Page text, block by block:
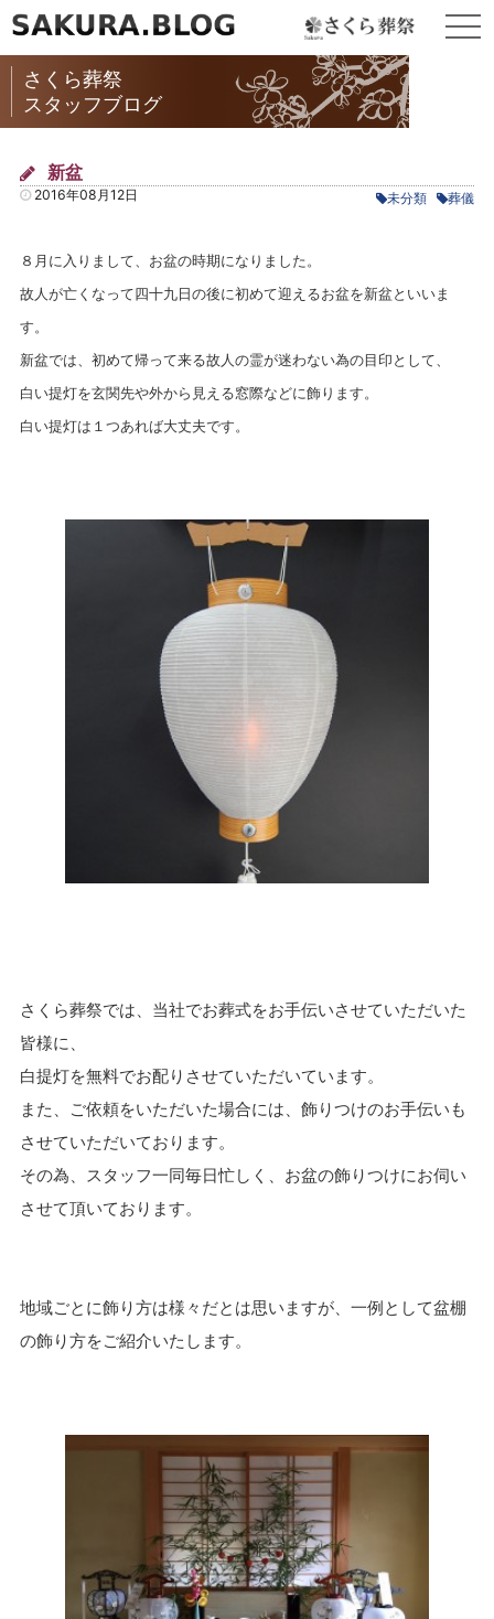
さくら葬祭
スタッフブログ
新盆
2016年08月12日 未分類 葬儀
８月に入りまして、お盆の時期になりました。
故人が亡くなって四十九日の後に初めて迎えるお盆を新盆といいま
す。
新盆では、初めて帰って来る故人の霊が迷わない為の目印として、
白い提灯を玄関先や外から見える窓際などに飾ります。
白い提灯は１つあれば大丈夫です。
さくら葬祭では、当社でお葬式をお手伝いさせていただいた
皆様に、
白提灯を無料でお配りさせていただいています。
また、ご依頼をいただいた場合には、飾りつけのお手伝いも
させていただいております。
その為、スタッフ一同毎日忙しく、お盆の飾りつけにお伺い
させて頂いております。
地域ごとに飾り方は様々だとは思いますが、一例として盆棚
の飾り方をご紹介いたします。